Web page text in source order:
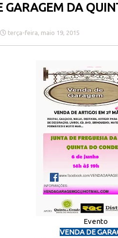
GARAGEM DA
terça-feira, maio 19, 2015
Evento
VENDA DE